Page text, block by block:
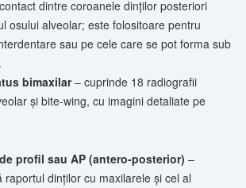
dintre coroanele dinţilor posteriori
osului alveolar; este folositoare pentru
sau pe cele care se pot forma sub
bimaxilar– cuprinde 18 radiografii
şi bite-wing, cu imagini detaliate pe
profil sau AP (antero-posterior) –
raportul dinţilor cu maxilarele şi cel al